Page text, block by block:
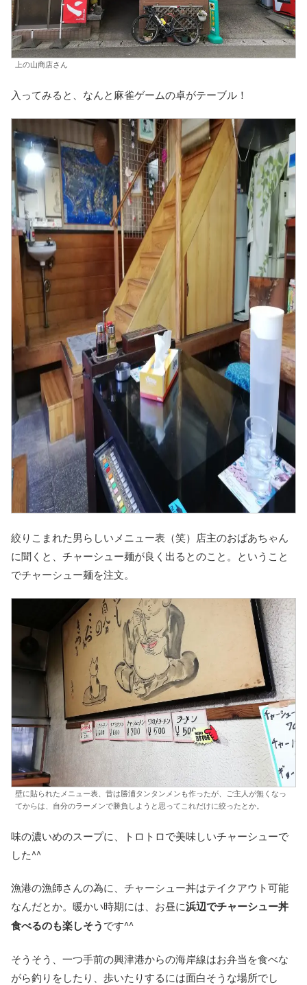
上の山商店さん
入ってみると、なんと麻雀ゲームの卓がテーブル！
絞りこまれた男らしいメニュー表（笑）店主のおばあちゃん
に聞くと、チャーシュー麺が良く出るとのこと。ということ
でチャーシュー麺を注文。
壁に貼られたメニュー表、昔は勝浦タンタンメンも作ったが、ご主人が無くなっ
てからは、自分のラーメンで勝負しようと思ってこれだけに絞ったとか。
味の濃いめのスープに、トロトロで美味しいチャーシューで
した^^
漁港の漁師さんの為に、チャーシュー丼はテイクアウト可能
なんだとか。暖かい時期には、お昼に浜辺でチャーシュー丼
食べるのも楽しそうです^^
そうそう、一つ手前の興津港からの海岸線はお弁当を食べな
がら釣りをしたり、歩いたりするには面白そうな場所でし